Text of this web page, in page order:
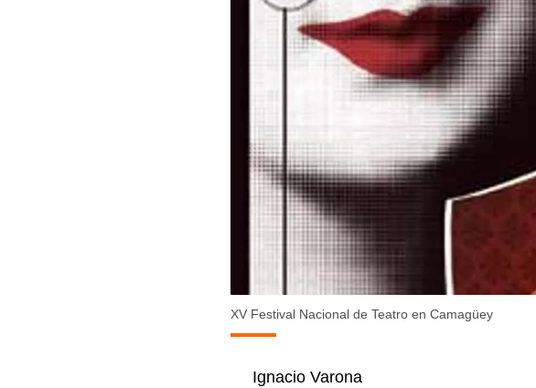
XV Festival Nacional de Teatro en Camagüey
Ignacio Varona